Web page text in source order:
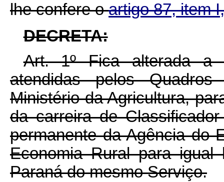
lhe confere oartigo 87, item
DECRETA:
Art. 1º Fica alterada a
atendidas pelos
Ministério da Agricultura,
da carreira de
permanente da Agência do
Economia Rural para
Paraná do mesmo Serviço.